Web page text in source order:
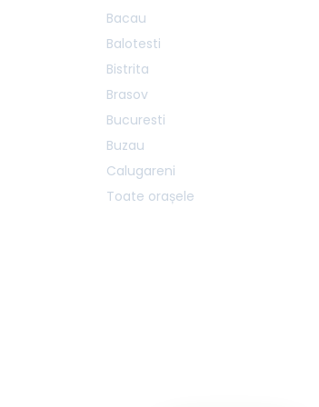
Bacau
Balotesti
Bistrita
Brasov
Bucuresti
Buzau
Calugareni
Toate orașele